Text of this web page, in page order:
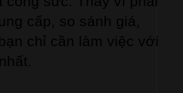
cấp, so sánh giá,
chỉ cần làm việc với